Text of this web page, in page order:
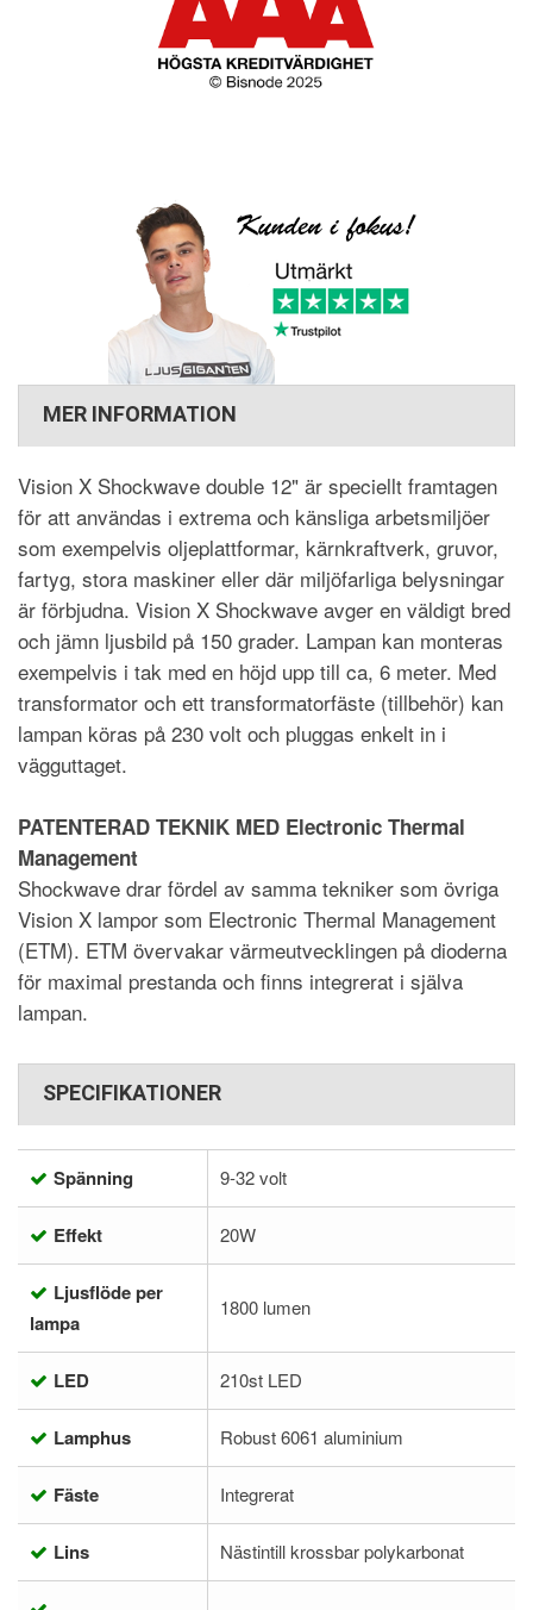
MER INFORMATION
Vision X Shockwave double 12" är speciellt framtagen
för att användas i extrema och känsliga arbetsmiljöer
som exempelvis oljeplattformar, kärnkraftverk, gruvor,
fartyg, stora maskiner eller där miljöfarliga belysningar
är förbjudna. Vision X Shockwave avger en väldigt bred
och jämn ljusbild på 150 grader. Lampan kan monteras
exempelvis i tak med en höjd upp till ca, 6 meter. Med
transformator och ett transformatorfäste (tillbehör) kan
lampan köras på 230 volt och pluggas enkelt in i
vägguttaget.
PATENTERAD TEKNIK MED Electronic Thermal
Management
Shockwave drar fördel av samma tekniker som övriga
Vision X lampor som Electronic Thermal Management
(ETM). ETM övervakar värmeutvecklingen på dioderna
för maximal prestanda och finns integrerat i själva
lampan.
SPECIFIKATIONER
Spänning 9-32 volt
Effekt 20W
Ljusflöde per
lampa
1800 lumen
LED 210st LED
Lamphus Robust 6061 aluminium
Fäste Integrerat
Lins Nästintill krossbar polykarbonat